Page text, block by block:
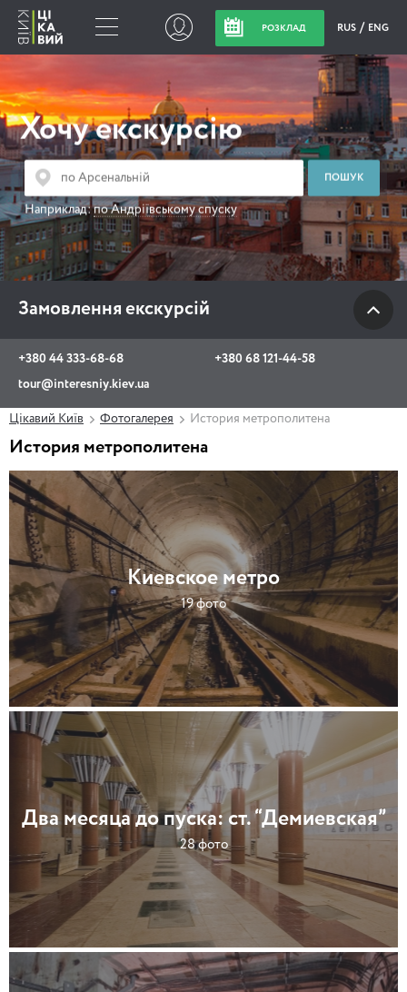
РОЗКЛАД RUS ENG
Хочу екскурсію
Наприклад:по Андріївському спуску
Замовлення екскурсій
+380 44 333-68-68
+380 68 121-44-58
tour@interesniy.kiev.ua
Замовлення
екскурсій
+380 44 333-68-68
+380 68 121-44-58
tour@interesniy.kiev.ua
з 10.00 до 19:30 щоденно
Viber WhatsApp
Цікавий Київ Фотогалерея История метрополитена
История метрополитена
Киевское метро
19 фото
Два месяца до пуска: ст. “Демиевская”
28 фото